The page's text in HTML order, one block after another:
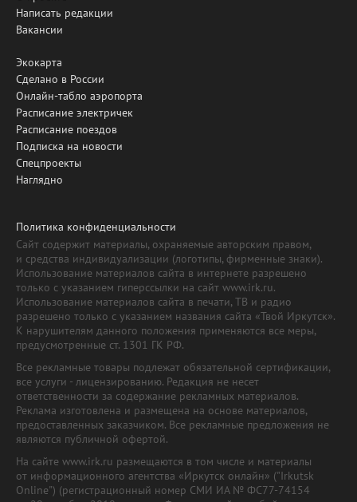
Написать редакции
Вакансии
Экокарта
Сделано в России
Онлайн-табло аэропорта
Расписание электричек
Расписание поездов
Подписка на новости
Спецпроекты
Наглядно
Политика конфиденциальности
Сайт содержит материалы, охраняемые авторским правом,
и средства индивидуализации (логотипы, фирменные знаки).
Использование материалов сайта в интернете разрешено
только с указанием гиперссылки на сайт www.irk.ru.
Использование материалов сайта в печати, ТВ и радио
разрешено только с указанием названия сайта «Твой Иркутск».
К нарушителям данного положения применяются все меры,
предусмотренные ст. 1301 ГК РФ.
Все рекламные товары подлежат обязательной сертификации,
все услуги - лицензированию. Редакция не несет
ответственности за содержание рекламных материалов.
Реклама изготовлена и размещена на основе материалов,
предоставленных заказчиком. Все рекламные предложения не
являются публичной офертой.
На сайте www.irk.ru размещаются в том числе и материалы
от информационного агентства «Иркутск онлайн» ("Irkutsk
Online") (регистрационный номер СМИ ИА № ФС77-74154